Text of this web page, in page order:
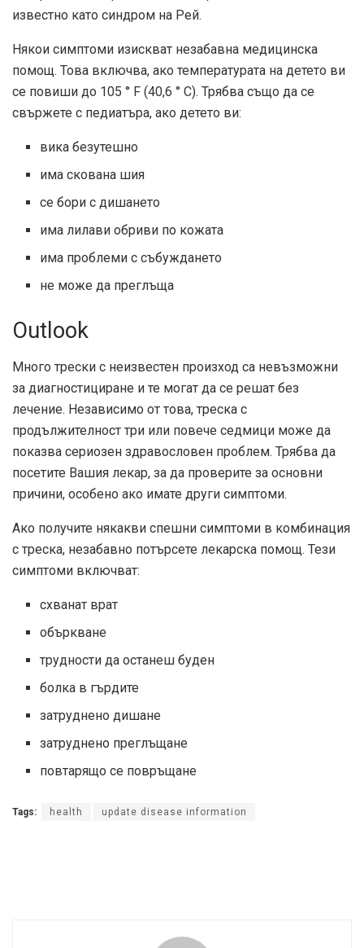
известно като синдром на Рей.
Някои симптоми изискват незабавна медицинска
помощ. Това включва, ако температурата на детето ви
се повиши до 105 ° F (40,6 ° C). Трябва също да се
свържете с педиатъра, ако детето ви:
вика безутешно
има скована шия
се бори с дишането
има лилави обриви по кожата
има проблеми с събуждането
не може да преглъща
Outlook
Много трески с неизвестен произход са невъзможни
за диагностициране и те могат да се решат без
лечение. Независимо от това, треска с
продължителност три или повече седмици може да
показва сериозен здравословен проблем. Трябва да
посетите Вашия лекар, за да проверите за основни
причини, особено ако имате други симптоми.
Ако получите някакви спешни симптоми в комбинация
с треска, незабавно потърсете лекарска помощ. Тези
симптоми включват:
схванат врат
объркване
трудности да останеш буден
болка в гърдите
затруднено дишане
затруднено преглъщане
повтарящо се повръщане
Tags: health update disease information